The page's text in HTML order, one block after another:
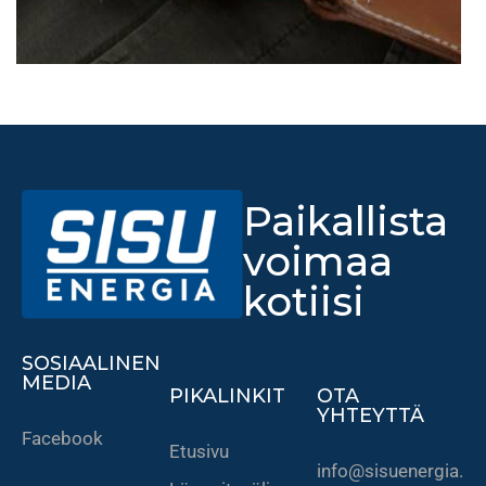
m
t
s
k
u
Paikallista
voimaa
kotiisi
SOSIAALINEN
MEDIA
Facebook
PIKALINKIT
Etusivu
OTA
YHTEYTTÄ
info@sisuenergia.